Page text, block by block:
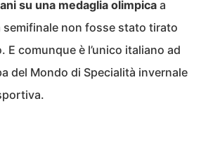
su una medaglia olimpica a
semifinale non fosse stato tirato
E comunque è l’unico italiano ad
del Mondo di Specialità invernale